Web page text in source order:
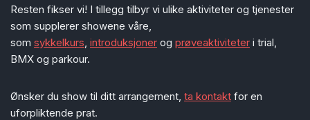
Resten fikser vi! I tillegg tilbyr vi ulike aktiviteter og tjenester
som supplerer showene våre,
som sykkelkurs, introduksjoner og prøveaktiviteter i trial,
BMX og parkour.
Ønsker du show til ditt arrangement, ta kontakt for en
uforpliktende prat.